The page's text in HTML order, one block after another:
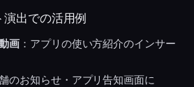
出での活用例
画 ：アプリの使い方紹介のインサー
のお知らせ・アプリ告知画面に